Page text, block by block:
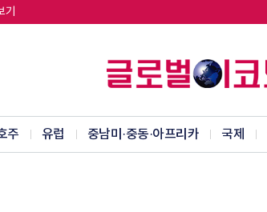
기
주 유럽 중남미·중동·아프리카 국제